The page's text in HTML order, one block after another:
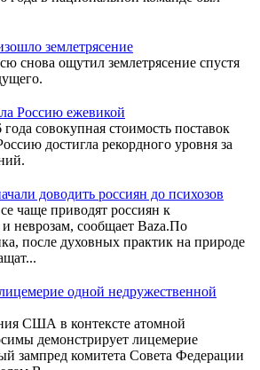
землетрясение
снова ощутил землетрясение спустя
Россию ежевикой
совокупная стоимость поставок
достигла рекордного уровня за
доводить россиян до психозов
чаще приводят россиян к
неврозам, сообщает Baza.По
после духовных практик на природе
одной недружественной
США в контексте атомной
демонстрирует лицемерие
зампред комитета Совета Федерации